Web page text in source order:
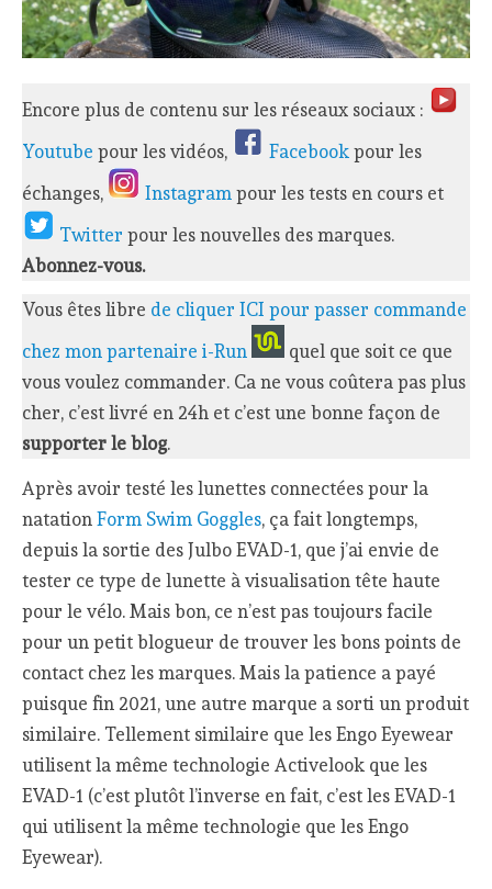
Encore plus de contenu sur les réseaux sociaux :
Youtube pour les vidéos, Facebookpour les
échanges,
Instagrampour les tests en cours et
Twitterpour les nouvelles des marques.
Abonnez-vous.
Vous êtes libre de cliquer ICI pour passer commande
chez mon partenaire i-Run
quel que soit ce que
vous voulez commander. Ca ne vous coûtera pas plus
cher, c’est livré en 24h et c’est une bonne façon de
supporter le blog.
Après avoir testé les lunettes connectées pour la
natationForm Swim Goggles, ça fait longtemps,
depuis la sortie des Julbo EVAD-1, que j’ai envie de
tester ce type de lunette à visualisation tête haute
pour le vélo. Mais bon, ce n’est pas toujours facile
pour un petit blogueur de trouver les bons points de
contact chez les marques. Mais la patience a payé
puisque fin 2021, une autre marque a sorti un produit
similaire. Tellement similaire que les Engo Eyewear
utilisent la même technologie Activelook que les
EVAD-1 (c’est plutôt l’inverse en fait, c’est les EVAD-1
qui utilisent la même technologie que les Engo
Eyewear).